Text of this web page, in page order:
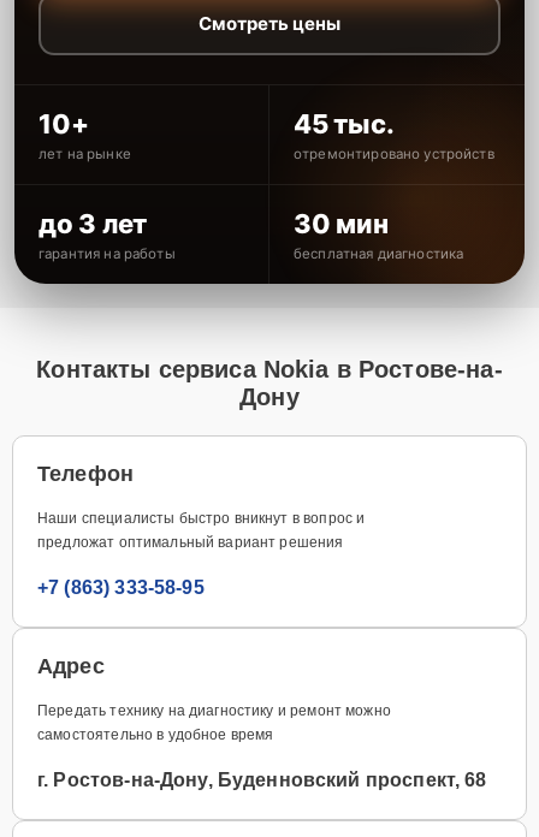
Смотреть цены
10+
лет на рынке
45 тыс.
отремонтировано устройств
до 3 лет
гарантия на работы
30 мин
бесплатная диагностика
Контакты сервиса Nokia в Ростове-на-
Дону
Телефон
Наши специалисты быстро вникнут в вопрос и
предложат оптимальный вариант решения
+7 (863) 333-58-95
Адрес
Передать технику на диагностику и ремонт можно
самостоятельно в удобное время
г. Ростов-на-Дону, Буденновский проспект, 68